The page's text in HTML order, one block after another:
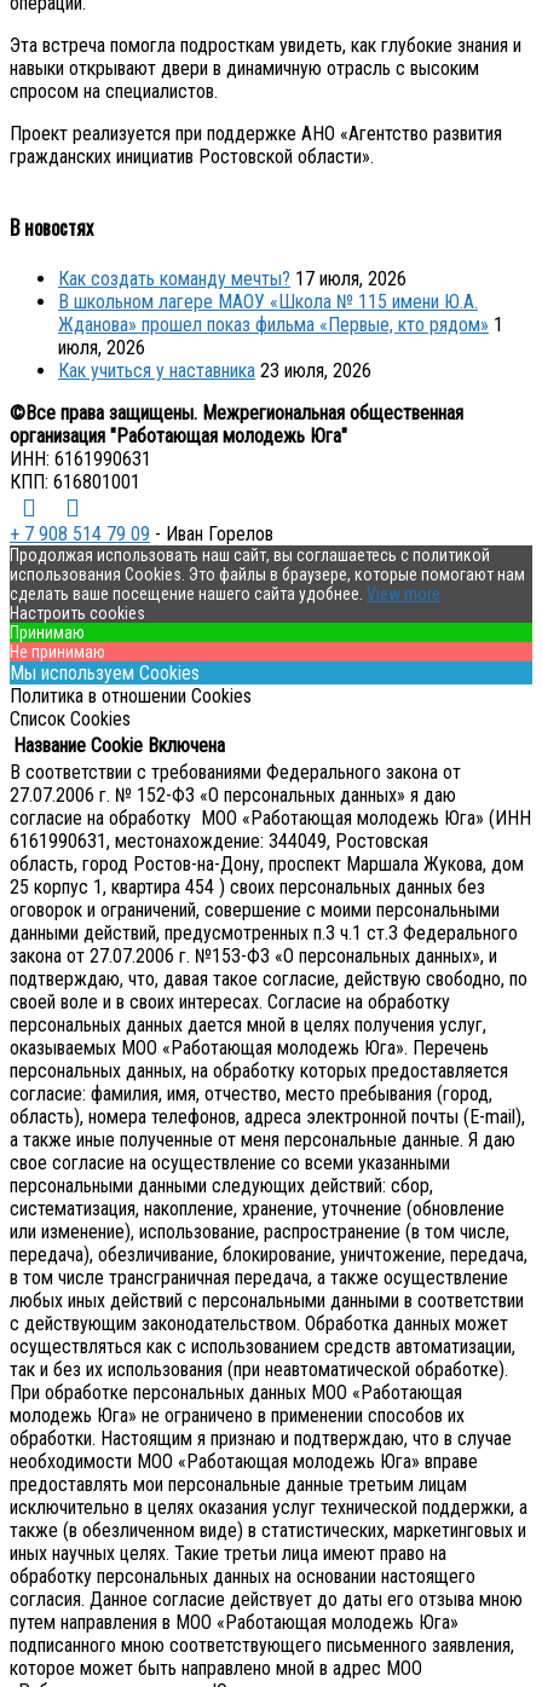
Эта встреча помогла подросткам увидеть, как глубокие знания и
навыки открывают двери в динамичную отрасль с высоким
спросом на специалистов.
Проект реализуется при поддержке АНО «Агентство развития
гражданских инициатив Ростовской области».
В новостях
Как создать команду мечты? 17 июля, 2026
В школьном лагере МАОУ «Школа № 115 имени Ю.А.
Жданова» прошел показ фильма «Первые, кто рядом» 1
июля, 2026
Как учиться у наставника 23 июля, 2026
©Все права защищены. Межрегиональная общественная
организация "Работающая молодежь Юга"
ИНН: 6161990631
КПП: 616801001
+ 7 908 514 79 09 - Иван Горелов
Продолжая использовать наш сайт, вы соглашаетесь с политикой
использования Cookies. Это файлы в браузере, которые помогают нам
сделать ваше посещение нашего сайта удобнее. View more
Настроить cookies
Принимаю
Не принимаю
Мы используем Cookies
Политика в отношении Cookies
Список Cookies
Название Cookie Включена
В соответствии с требованиями Федерального закона от
27.07.2006 г. № 152-ФЗ «О персональных данных» я даю
согласие на обработку МОО «Работающая молодежь Юга» (ИНН
6161990631, местонахождение: 344049, Ростовская
область, город Ростов-на-Дону, проспект Маршала Жукова, дом
25 корпус 1, квартира 454 ) своих персональных данных без
оговорок и ограничений, совершение с моими персональными
данными действий, предусмотренных п.3 ч.1 ст.3 Федерального
закона от 27.07.2006 г. №153-ФЗ «О персональных данных», и
подтверждаю, что, давая такое согласие, действую свободно, по
своей воле и в своих интересах. Согласие на обработку
персональных данных дается мной в целях получения услуг,
оказываемых МОО «Работающая молодежь Юга». Перечень
персональных данных, на обработку которых предоставляется
согласие: фамилия, имя, отчество, место пребывания (город,
область), номера телефонов, адреса электронной почты (E-mail),
а также иные полученные от меня персональные данные. Я даю
свое согласие на осуществление со всеми указанными
персональными данными следующих действий: сбор,
систематизация, накопление, хранение, уточнение (обновление
или изменение), использование, распространение (в том числе,
передача), обезличивание, блокирование, уничтожение, передача,
в том числе трансграничная передача, а также осуществление
любых иных действий с персональными данными в соответствии
с действующим законодательством. Обработка данных может
осуществляться как с использованием средств автоматизации,
так и без их использования (при неавтоматической обработке).
При обработке персональных данных МОО «Работающая
молодежь Юга» не ограничено в применении способов их
обработки. Настоящим я признаю и подтверждаю, что в случае
необходимости МОО «Работающая молодежь Юга» вправе
предоставлять мои персональные данные третьим лицам
исключительно в целях оказания услуг технической поддержки, а
также (в обезличенном виде) в статистических, маркетинговых и
иных научных целях. Такие третьи лица имеют право на
обработку персональных данных на основании настоящего
согласия. Данное согласие действует до даты его отзыва мною
путем направления в МОО «Работающая молодежь Юга»
подписанного мною соответствующего письменного заявления,
которое может быть направлено мной в адрес МОО